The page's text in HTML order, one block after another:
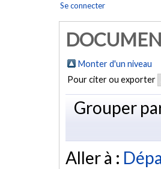
Se connecter
Monter d'un niveau
Pour citer ou exporter
Grouper
Aller à :